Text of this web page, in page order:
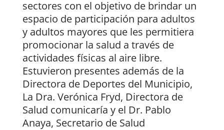
sectores con el objetivo de brindar un
espacio de participación para adultos
y adultos mayores que les permitiera
promocionar la salud a través de
actividades físicas al aire libre.
Estuvieron presentes además de la
Directora de Deportes del Municipio,
La Dra. Verónica Fryd, Directora de
Salud comunicaría y el Dr. Pablo
Anaya, Secretario de Salud